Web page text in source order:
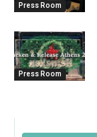
Press Room
Press Room